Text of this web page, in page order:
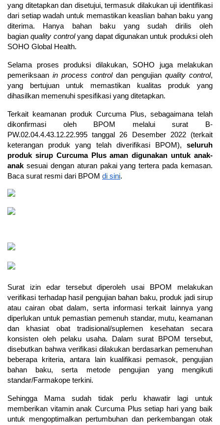
yang ditetapkan dan disetujui, termasuk dilakukan uji identifikasi
dari setiap wadah untuk memastikan keaslian bahan baku yang
diterima. Hanya bahan baku yang sudah dirilis oleh
bagianquality controlyang dapat digunakan untuk produksi oleh
SOHO Global Health.
Selama proses produksi dilakukan, SOHO juga melakukan
pemeriksaan in process controldan pengujian quality control,
yang bertujuan untuk memastikan kualitas produk yang
dihasilkan memenuhi spesifikasi yang ditetapkan.
Terkait keamanan produk Curcuma Plus, sebagaimana telah
dikonfirmasi oleh BPOM melalui surat B-
PW.02.04.4.43.12.22.995 tanggal 26 Desember 2022 (terkait
keterangan produk yang telah diverifikasi BPOM), seluruh
produk sirup Curcuma Plus aman digunakan untuk anak-
anak sesuai dengan aturan pakai yang tertera pada kemasan.
Baca surat resmi dari BPOM di sini.
Surat izin edar tersebut diperoleh usai BPOM melakukan
verifikasi terhadap hasil pengujian bahan baku, produk jadi sirup
atau cairan obat dalam, serta informasi terkait lainnya yang
diperlukan untuk pemastian pemenuh standar, mutu, keamanan
dan khasiat obat tradisional/suplemen kesehatan secara
konsisten oleh pelaku usaha. Dalam surat BPOM tersebut,
disebutkan bahwa verifikasi dilakukan berdasarkan pemenuhan
beberapa kriteria, antara lain kualifikasi pemasok, pengujian
bahan baku, serta metode pengujian yang mengikuti
standar/Farmakope terkini.
Sehingga Mama sudah tidak perlu khawatir lagi untuk
memberikan vitamin anak Curcuma Plus setiap hari yang baik
untuk mengoptimalkan pertumbuhan dan perkembangan otak